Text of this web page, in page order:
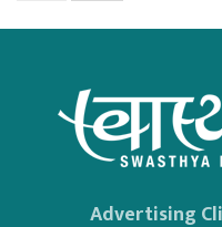
Advertising